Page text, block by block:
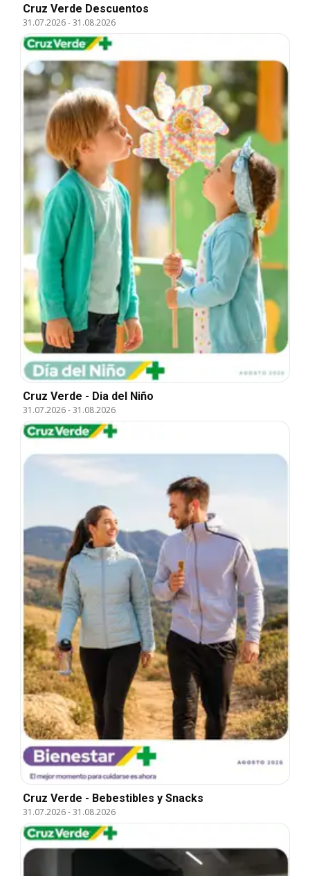
Cruz Verde Descuentos
31.07.2026-31.08.2026
Cruz Verde - Dia del Niño
31.07.2026-31.08.2026
Cruz Verde - Bebestibles y Snacks
31.07.2026-31.08.2026